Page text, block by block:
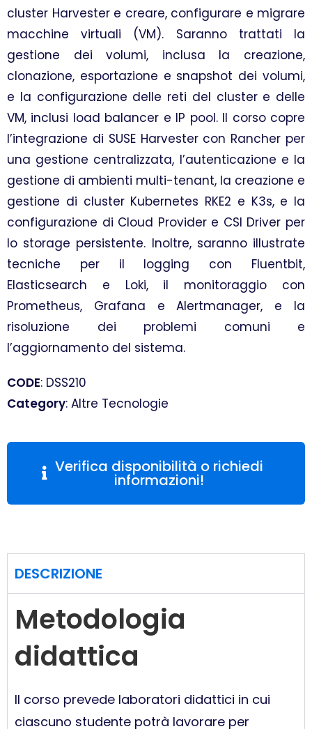
cluster Harvester e creare, configurare e migrare
macchine virtuali (VM). Saranno trattati la
gestione dei volumi, inclusa la creazione,
clonazione, esportazione e snapshot dei volumi,
e la configurazione delle reti del cluster e delle
VM, inclusi load balancer e IP pool. Il corso copre
l’integrazione di SUSE Harvester con Rancher per
una gestione centralizzata, l’autenticazione e la
gestione di ambienti multi-tenant, la creazione e
gestione di cluster Kubernetes RKE2 e K3s, e la
configurazione di Cloud Provider e CSI Driver per
lo storage persistente. Inoltre, saranno illustrate
tecniche per il logging con Fluentbit,
Elasticsearch e Loki, il monitoraggio con
Prometheus, Grafana e Alertmanager, e la
risoluzione dei problemi comuni e
l’aggiornamento del sistema.
CODE: DSS210
Category: Altre Tecnologie
Verifica disponibilità o richiedi
informazioni!
DESCRIZIONE
Metodologia
didattica
Il corso prevede laboratori didattici in cui
ciascuno studente potrà lavorare per